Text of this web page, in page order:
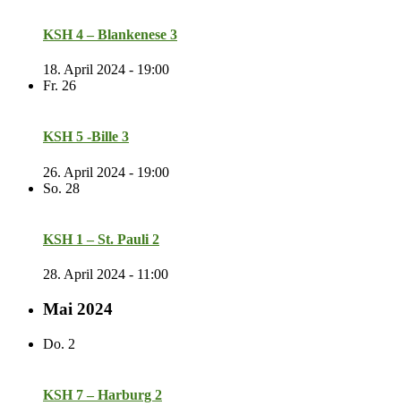
KSH 4 – Blankenese 3
18. April 2024 - 19:00
Fr. 26
KSH 5 -Bille 3
26. April 2024 - 19:00
So. 28
KSH 1 – St. Pauli 2
28. April 2024 - 11:00
Mai 2024
Do. 2
KSH 7 – Harburg 2